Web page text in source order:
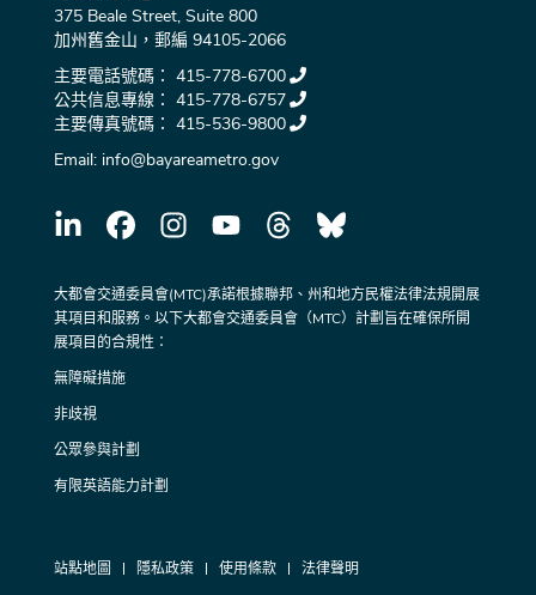
375 Beale Street, Suite 800
加州舊金山，郵編 94105-2066
主要電話號碼： 415-778-6700
公共信息專線： 415-778-6757
主要傳真號碼： 415-536-9800
Email: info@bayareametro.gov
大都會交通委員會(MTC)承諾根據聯邦、州和地方民權法律法規開展
其項目和服務。以下大都會交通委員會（MTC）計劃旨在確保所開
展項目的合規性：
無障礙措施
非歧視
公眾參與計劃
有限英語能力計劃
站點地圖 隱私政策 使用條款 法律聲明